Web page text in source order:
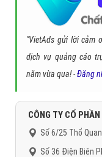
"VietAds gửi lời cảm
dịch vụ quảng cáo
năm vừa qua! -Đăng
CÔNG TY CỔ
Số 6/25 Thổ
Số 36 Điện Biên